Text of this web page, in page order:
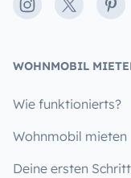
Instagram
X
WOHNMOBIL
Wie funktionierts?
Wohnmobil mieten
Deine ersten